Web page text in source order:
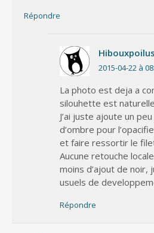
Répondre
Hibouxpoilus
2015-04-22 à
La photo est deja a
silouhette est
J’ai juste ajoute un
d’ombre pour
et faire ressortir le
Aucune retouche
moins d’ajout de
usuels de
Répondre